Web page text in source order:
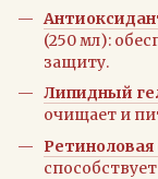
(250 мл):
защиту.
Липидный
очищает и